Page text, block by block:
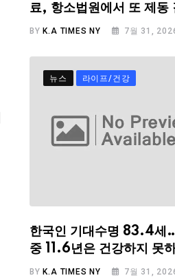
료, 항소법원에서 또 제동
BYK.A TIMES NY 7월 31,
뉴스 라이프/건강
한국인 기대수명 83.4세
중 11.6년은 건강하지 못
BY K.A TIMES NY 7월 31,